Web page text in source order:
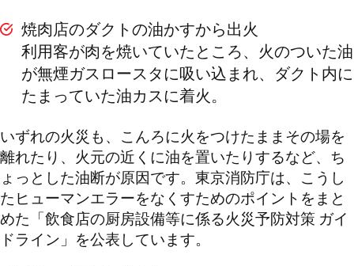
焼肉店のダクトの油かすから出火
利用客が肉を焼いていたところ、火のついた油
が無煙ガスロースタに吸い込まれ、ダクト内に
たまっていた油カスに着火。
いずれの火災も、こんろに火をつけたままその場を
離れたり、火元の近くに油を置いたりするなど、ち
ょっとした油断が原因です。東京消防庁は、こうし
たヒューマンエラーをなくすためのポイントをまと
めた「飲食店の厨房設備等に係る火災予防対策 ガイ
ドライン」を公表しています。